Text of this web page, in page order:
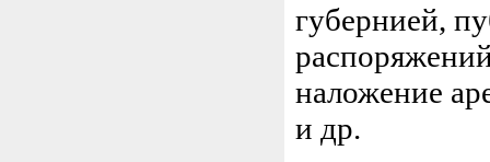
губернией,
наложение
и др.